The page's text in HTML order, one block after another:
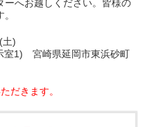
ーへお越しください。皆様の
土)
室1) 宮崎県延岡市東浜砂町
だきます。